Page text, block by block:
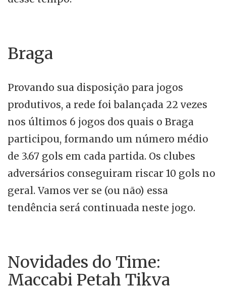
Braga
Provando sua disposição para jogos
produtivos, a rede foi balançada 22 vezes
nos últimos 6 jogos dos quais o Braga
participou, formando um número médio
de 3.67 gols em cada partida. Os clubes
adversários conseguiram riscar 10 gols no
geral. Vamos ver se (ou não) essa
tendência será continuada neste jogo.
Novidades do Time:
Maccabi Petah Tikva